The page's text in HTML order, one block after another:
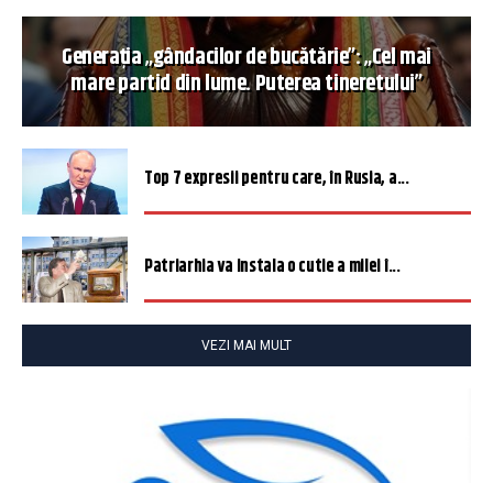
Generația „gândacilor de bucătărie”: „Cel mai
mare partid din lume. Puterea tineretului”
Top 7 expresii pentru care, în Rusia, a...
Patriarhia va instala o cutie a milei î...
VEZI MAI MULT